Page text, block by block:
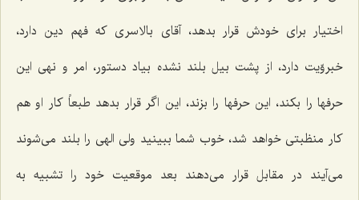
اختیار برای خودش قرار بدهد، آقای بالاسری که فهم دین دارد،
خبروّیت دارد، از پشت بیل بلند نشده بیاد دستور، امر و نهی این
حرفها را بکند، این حرفها را بزند، این اگر قرار بدهد طبعاً کار او هم
کار منظبتی خواهد شد، خوب شما ببینید ولی الهی را بلند می‌شوند
می‌آیند در مقابل قرار می‌دهند بعد موقعیت خود را تشبیه به